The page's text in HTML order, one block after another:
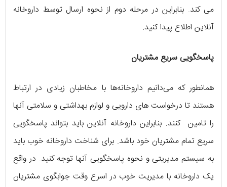
می کند. بنابراین در مرحله دوم از نحوه ارسال توسط داروخانه
آنلاین اطلاع پیدا کنید.
پاسخگویی سریع مشتریان
همانطور که می‌دانیم داروخانه‌ها با مخاطبان زیادی در ارتباط
هستند تا درخواست های دارویی و لوازم بهداشتی و سلامتی آنها
را تامین کنند. بنابراین داروخانه‌ آنلاین باید بتواند پاسخگویی
سریع تمام مشتریان خود باشد. برای شناخت داروخانه خوب باید
به سیستم مدیریتی و نحوه پاسخگویی آنها توجه کنید. در واقع
یک داروخانه با مدیریت خوب در اسرع وقت جوابگوی مشتریان